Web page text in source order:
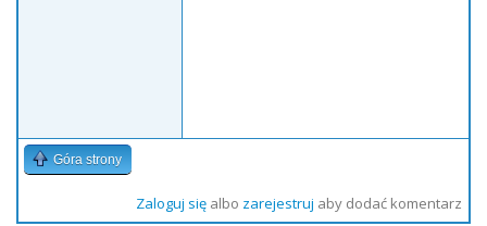
Góra strony
Zaloguj sięalbo zarejestruj aby dodać komentarz